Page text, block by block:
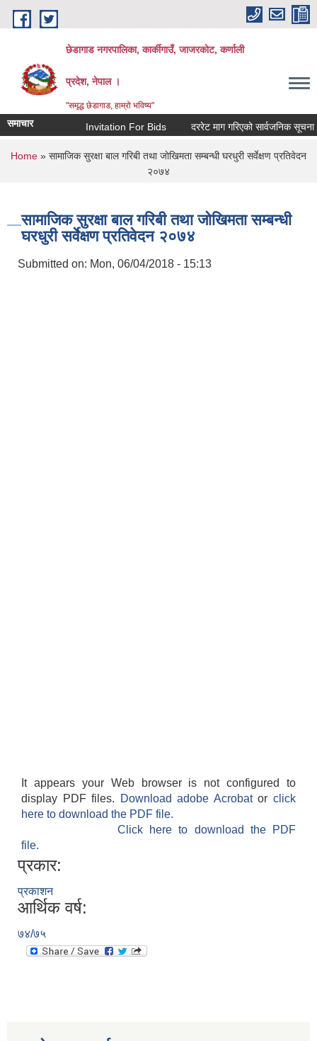
Skip to main content
छेडागाड नगरपालिका, कार्कीगाउँ, जाजरकाेट, कर्णाली
प्रदेश, नेपाल ।
"समृद्ध छेडागाड, हाम्रो भविष्य"
समाचार Invitation For Bids दररेट माग गरिएको सार्वजनिक सूचना।
You are here
Home » सामाजिक सुरक्षा बाल गरिबी तथा जाेखिमता सम्बन्धी घरधुरी सर्वेक्षण प्रतिवेदन
२०७४
सामाजिक सुरक्षा बाल गरिबी तथा जाेखिमता सम्बन्धी
घरधुरी सर्वेक्षण प्रतिवेदन २०७४
Submitted on: Mon, 06/04/2018 - 15:13
It appears your Web browser is not configured to
display PDF files.
Download adobe Acrobatorclick
here to download the PDF file.
Click here to download the PDF
file.
प्रकार:
प्रकाशन
आर्थिक वर्ष:
७४/७५